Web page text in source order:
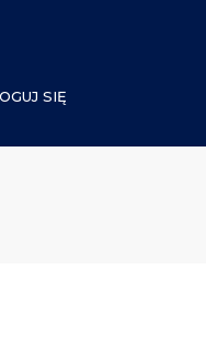
SIĘ